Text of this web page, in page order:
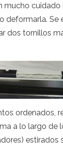
mucho cuidado
deformarla. Se
dos tornillos
ordenados,
a lo largo de
estirados